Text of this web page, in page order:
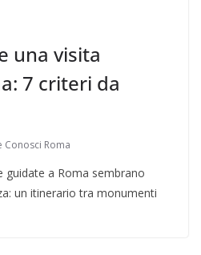
una visita
7 criteri da
Conosci Roma
guidate a Roma sembrano
un itinerario tra monumenti